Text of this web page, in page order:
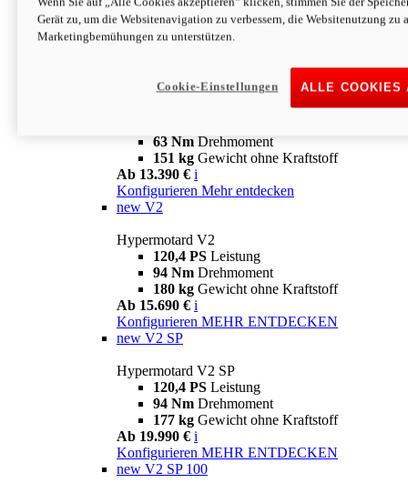
63 NmDrehmoment
151 kgGewicht ohne Kraftstoff
Ab 13.890 € i
63 Nm Drehmoment
151 kg Gewicht ohne Kraftstoff
Ab 13.390 € i
Konfigurieren Mehr entdecken
new V2
Hypermotard V2
120,4 PS Leistung
94 Nm Drehmoment
180 kg Gewicht ohne Kraftstoff
Ab 15.690 € i
Konfigurieren MEHR ENTDECKEN
new V2 SP
Hypermotard V2 SP
120,4 PS Leistung
94 Nm Drehmoment
177 kg Gewicht ohne Kraftstoff
Ab 19.990 € i
Konfigurieren MEHR ENTDECKEN
new V2 SP 100
Gerät zu, um die Websitenavigation zu verbessern, die Websitenutzung zu
Marketingbemühungen zu unterstützen.
ALLE COOKIES
Cookie-Einstellungen